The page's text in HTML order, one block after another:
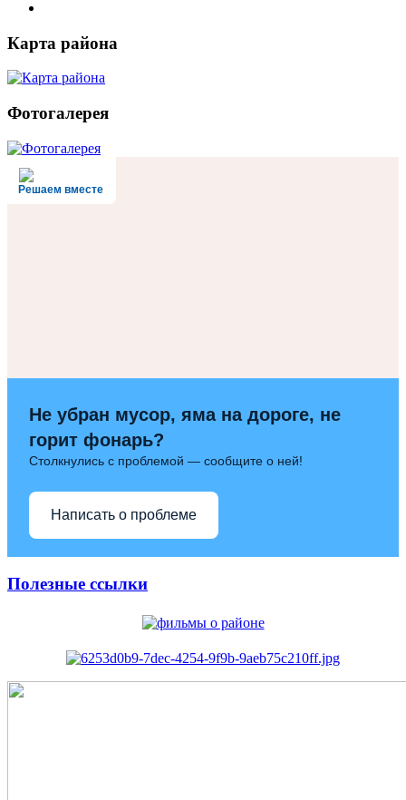
Карта района
Фотогалерея
Решаем вместе
Не убран мусор, яма на дороге, не
горит фонарь?
Столкнулись с проблемой — сообщите о ней!
Написать о проблеме
Полезные ссылки